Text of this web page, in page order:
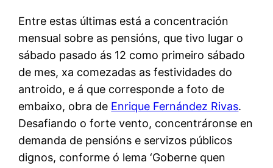
Entre estas últimas está a concentración
mensual sobre as pensións, que tivo lugar o
sábado pasado ás 12 como primeiro sábado
de mes, xa comezadas as festividades do
antroido, e á que corresponde a foto de
embaixo, obra de Enrique Fernández Rivas.
Desafiando o forte vento, concentráronse en
demanda de pensións e servizos públicos
dignos, conforme ó lema ‘Goberne quen